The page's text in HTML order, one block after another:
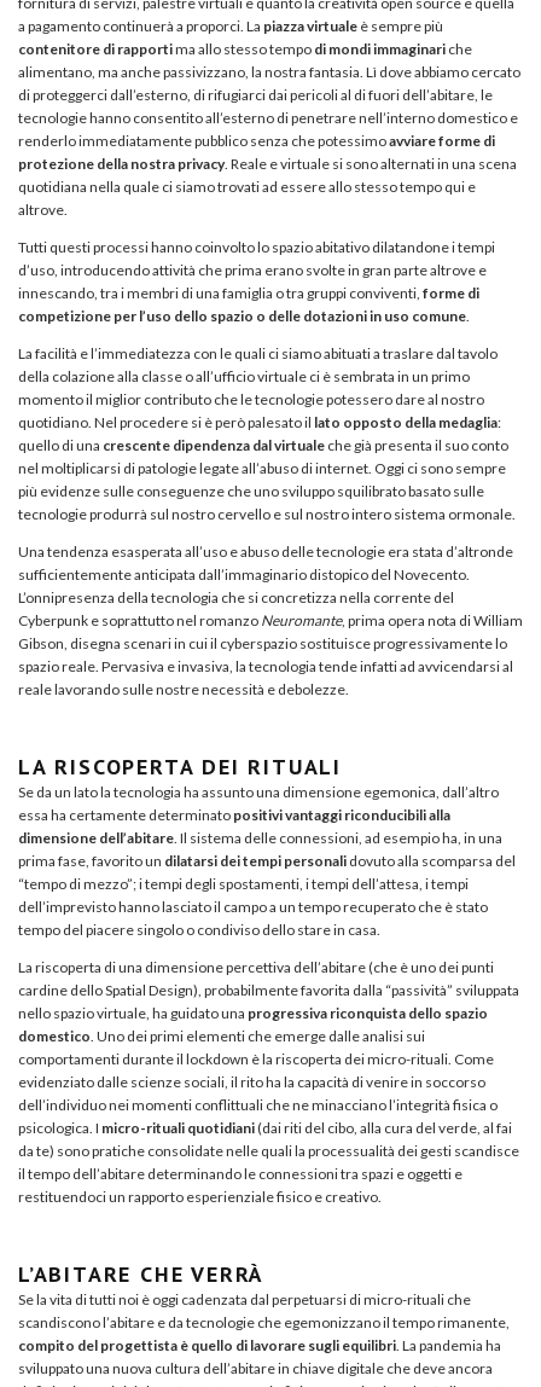
a pagamento continuerà a proporci. La piazza virtuale è sempre più
contenitore di rapportima allo stesso tempo di mondi immaginari che
alimentano, ma anche passivizzano, la nostra fantasia. Lì dove abbiamo cercato
di proteggerci dall’esterno, di rifugiarci dai pericoli al di fuori dell’abitare, le
tecnologie hanno consentito all’esterno di penetrare nell’interno domestico e
renderlo immediatamente pubblico senza che potessimoavviare forme di
protezione della nostra privacy. Reale e virtuale si sono alternati in una scena
quotidiana nella quale ci siamo trovati ad essere allo stesso tempo qui e
altrove.
Tutti questi processi hanno coinvolto lo spazio abitativo dilatandone i tempi
d’uso, introducendo attività che prima erano svolte in gran parte altrove e
innescando, tra i membri di una famiglia o tra gruppi conviventi, forme di
competizione per l’uso dello spazio o delle dotazioni in uso comune.
La facilità e l’immediatezza con le quali ci siamo abituati a traslare dal tavolo
della colazione alla classe o all’ufficio virtuale ci è sembrata in un primo
momento il miglior contributo che le tecnologie potessero dare al nostro
quotidiano. Nel procedere si è però palesato il lato opposto della medaglia:
quello di una crescente dipendenza dal virtuale che già presenta il suo conto
nel moltiplicarsi di patologie legate all’abuso di internet. Oggi ci sono sempre
più evidenze sulle conseguenze che uno sviluppo squilibrato basato sulle
tecnologie produrrà sul nostro cervello e sul nostro intero sistema ormonale.
Una tendenza esasperata all’uso e abuso delle tecnologie era stata d’altronde
sufficientemente anticipata dall’immaginario distopico del Novecento.
L’onnipresenza della tecnologia che si concretizza nella corrente del
Cyberpunk e soprattutto nel romanzo Neuromante, prima opera nota di William
Gibson, disegna scenari in cui il cyberspazio sostituisce progressivamente lo
spazio reale. Pervasiva e invasiva, la tecnologia tende infatti ad avvicendarsi al
reale lavorando sulle nostre necessità e debolezze.
LA RISCOPERTA DEI RITUALI
Se da un lato la tecnologia ha assunto una dimensione egemonica, dall’altro
essa ha certamente determinato positivi vantaggi riconducibili alla
dimensione dell’abitare. Il sistema delle connessioni, ad esempio ha, in una
prima fase, favorito un dilatarsi dei tempi personali dovuto alla scomparsa del
“tempo di mezzo”; i tempi degli spostamenti, i tempi dell’attesa, i tempi
dell’imprevisto hanno lasciato il campo a un tempo recuperato che è stato
tempo del piacere singolo o condiviso dello stare in casa.
La riscoperta di una dimensione percettiva dell’abitare (che è uno dei punti
cardine dello Spatial Design), probabilmente favorita dalla “passività” sviluppata
nello spazio virtuale, ha guidato una progressiva riconquista dello spazio
domestico. Uno dei primi elementi che emerge dalle analisi sui
comportamenti durante il lockdown è la riscoperta dei micro-rituali. Come
evidenziato dalle scienze sociali, il rito ha la capacità di venire in soccorso
dell’individuo nei momenti conflittuali che ne minacciano l’integrità fisica o
psicologica. I micro-rituali quotidiani(dai riti del cibo, alla cura del verde, al fai
da te) sono pratiche consolidate nelle quali la processualità dei gesti scandisce
il tempo dell’abitare determinando le connessioni tra spazi e oggetti e
restituendoci un rapporto esperienziale fisico e creativo.
L’ABITARE CHE VERRÀ
Se la vita di tutti noi è oggi cadenzata dal perpetuarsi di micro-rituali che
scandiscono l’abitare e da tecnologie che egemonizzano il tempo rimanente,
compito del progettista è quello di lavorare sugli equilibri. La pandemia ha
sviluppato una nuova cultura dell’abitare in chiave digitale che deve ancora